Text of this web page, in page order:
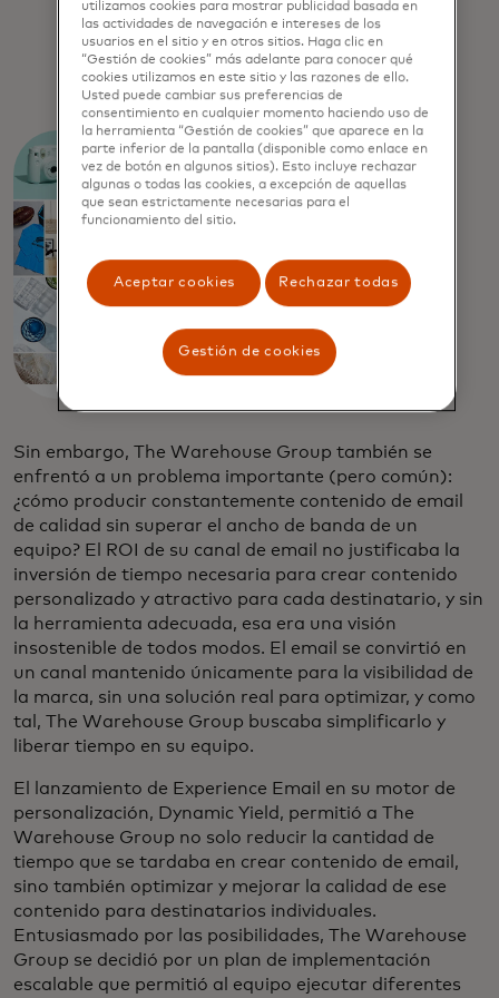
marca y generar ingresos, deben
ofrecer constantemente contenido
único y relevante para cada suscriptor.
Sin embargo, The Warehouse Group también se
enfrentó a un problema importante (pero común):
¿cómo producir constantemente contenido de email
de calidad sin superar el ancho de banda de un
equipo? El ROI de su canal de email no justificaba la
inversión de tiempo necesaria para crear contenido
personalizado y atractivo para cada destinatario, y sin
la herramienta adecuada, esa era una visión
insostenible de todos modos. El email se convirtió en
un canal mantenido únicamente para la visibilidad de
la marca, sin una solución real para optimizar, y como
tal, The Warehouse Group buscaba simplificarlo y
liberar tiempo en su equipo.
El lanzamiento de Experience Email en su motor de
personalización, Dynamic Yield, permitió a The
Warehouse Group no solo reducir la cantidad de
tiempo que se tardaba en crear contenido de email,
sino también optimizar y mejorar la calidad de ese
contenido para destinatarios individuales.
Entusiasmado por las posibilidades, The Warehouse
Group se decidió por un plan de implementación
escalable que permitió al equipo ejecutar diferentes
utilizamos cookies para mostrar publicidad basada en
las actividades de navegación e intereses de los
usuarios en el sitio y en otros sitios. Haga clic en
“Gestión de cookies” más adelante para conocer qué
cookies utilizamos en este sitio y las razones de ello.
Usted puede cambiar sus preferencias de
consentimiento en cualquier momento haciendo uso de
la herramienta “Gestión de cookies” que aparece en la
parte inferior de la pantalla (disponible como enlace en
vez de botón en algunos sitios). Esto incluye rechazar
algunas o todas las cookies, a excepción de aquellas
que sean estrictamente necesarias para el
funcionamiento del sitio.
Aceptar cookies Rechazar todas
Gestión de cookies